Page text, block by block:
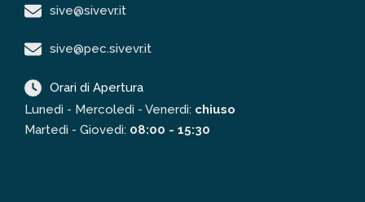
sive@sivevr.it
sive@pec.sivevr.it
Orari di Apertura
Lunedì - Mercoledì - Venerdì: chiuso
Martedì - Giovedì: 08:00 - 15:30